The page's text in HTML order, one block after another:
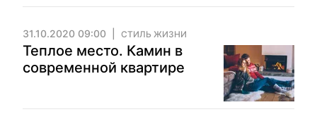
31.10.2020 09:00 СТИЛЬ ЖИЗНИ
Теплое место. Камин в
современной квартире